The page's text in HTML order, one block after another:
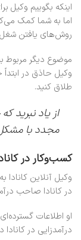
اینکه بگوییم وکیل
اما به شما کمک
روش‌های یافتن شغل
موضوع دیگر مربوط
وکیل حاذق در
طلاق کنید.
از یاد نبرید
مجدد با مشکل
کسب‌وکار در
وکیل آنلاین
در کانادا صاحب
او اطلاعات
درآمدزایی در کانادا